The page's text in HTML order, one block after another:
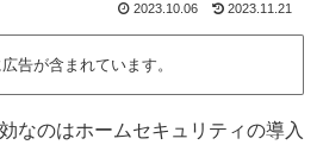
2023.10.06 2023.11.21
告が含まれています。
なのはホームセキュリティの導入